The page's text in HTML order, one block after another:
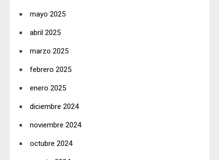
mayo 2025
abril 2025
marzo 2025
febrero 2025
enero 2025
diciembre 2024
noviembre 2024
octubre 2024